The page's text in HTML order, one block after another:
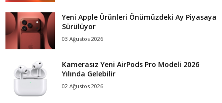
Yeni Apple Ürünleri Önümüzdeki Ay Piyasaya
Sürülüyor
03 Ağustos 2026
Kamerasız Yeni AirPods Pro Modeli 2026
Yılında Gelebilir
02 Ağustos 2026